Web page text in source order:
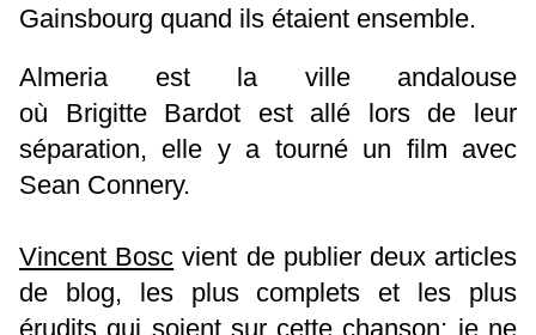
Gainsbourg quand ils étaient ensemble.
Almeria est la ville andalouse
où Brigitte Bardot est allé lors de leur
séparation, elle y a tourné un film avec
Sean Connery.
Vincent Bosc vient de publier deux articles
de blog, les plus complets et les plus
érudits qui soient sur cette chanson; je ne